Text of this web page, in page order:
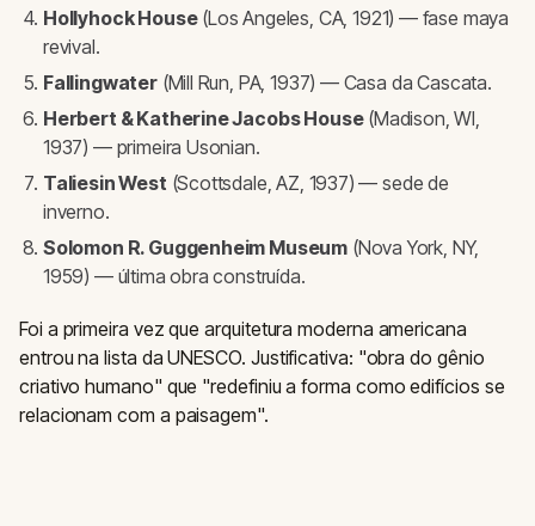
Hollyhock House(Los Angeles, CA, 1921) — fase maya
revival.
Fallingwater(Mill Run, PA, 1937) — Casa da Cascata.
Herbert & Katherine Jacobs House(Madison, WI,
1937) — primeira Usonian.
Taliesin West (Scottsdale, AZ, 1937) — sede de
inverno.
Solomon R. Guggenheim Museum (Nova York, NY,
1959) — última obra construída.
Foi a primeira vez que arquitetura moderna americana
entrou na lista da UNESCO. Justificativa: "obra do gênio
criativo humano" que "redefiniu a forma como edifícios se
relacionam com a paisagem".